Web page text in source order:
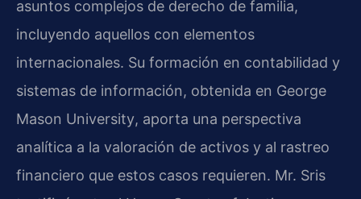
asuntos complejos de derecho de familia,
incluyendo aquellos con elementos
internacionales. Su formación en contabilidad y
sistemas de información, obtenida en George
Mason University, aporta una perspectiva
analítica a la valoración de activos y al rastreo
financiero que estos casos requieren. Mr. Sris